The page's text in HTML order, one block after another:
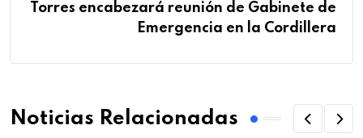
Torres encabezará reunión de Gabinete de
Emergencia en la Cordillera
Noticias Relacionadas